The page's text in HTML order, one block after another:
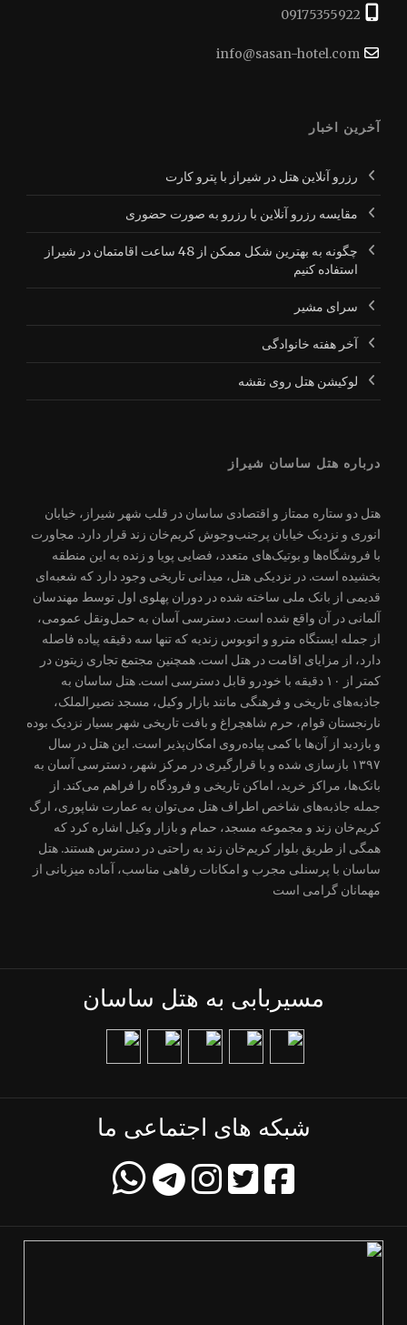
آخرین اخبار
رزرو آنلاین هتل در شیراز با پترو کارت
مقایسه رزرو آنلاین با رزرو به صورت حضوری
چگونه به بهترین شکل ممکن از 48 ساعت اقامتمان در شیراز
استفاده کنیم
سرای مشیر
آخر هفته خانوادگی
لوکیشن هتل روی نقشه
درباره هتل ساسان شیراز
هتل دو ستاره ممتاز و اقتصادی ساسان در قلب شهر شیراز، خیابان
انوری و نزدیک خیابان پرجنب‌وجوش کریم‌خان زند قرار دارد. مجاورت
با فروشگاه‌ها و بوتیک‌های متعدد، فضایی پویا و زنده به این منطقه
بخشیده است. در نزدیکی هتل، میدانی تاریخی وجود دارد که شعبه‌ای
قدیمی از بانک ملی ساخته شده در دوران پهلوی اول توسط مهندسان
آلمانی در آن واقع شده است. دسترسی آسان به حمل‌ونقل عمومی،
از جمله ایستگاه مترو و اتوبوس زندیه که تنها سه دقیقه پیاده فاصله
دارد، از مزایای اقامت در هتل است. همچنین مجتمع تجاری زیتون در
کمتر از ۱۰ دقیقه با خودرو قابل دسترسی است. هتل ساسان به
جاذبه‌های تاریخی و فرهنگی مانند بازار وکیل، مسجد نصیرالملک،
نارنجستان قوام، حرم شاهچراغ و بافت تاریخی شهر بسیار نزدیک بوده
و بازدید از آن‌ها با کمی پیاده‌روی امکان‌پذیر است. این هتل در سال
۱۳۹۷ بازسازی شده و با قرارگیری در مرکز شهر، دسترسی آسان به
بانک‌ها، مراکز خرید، اماکن تاریخی و فرودگاه را فراهم می‌کند. از
جمله جاذبه‌های شاخص اطراف هتل می‌توان به عمارت شاپوری، ارگ
کریم‌خان زند و مجموعه مسجد، حمام و بازار وکیل اشاره کرد که
همگی از طریق بلوار کریم‌خان زند به راحتی در دسترس هستند. هتل
ساسان با پرسنلی مجرب و امکانات رفاهی مناسب، آماده میزبانی از
مهمانان گرامی است
مسیربابی به هتل ساسان
شبکه های اجتماعی ما